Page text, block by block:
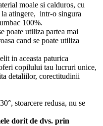
moale si calduros, cu
atingere, intr-o singura
100%.
poate utiliza partea mai
cand se poate utiliza
in aceasta paturica
copilului tau lucruri unice,
detaliilor, corectitudinii
stoarcere redusa, nu se
dorit de dvs. prin